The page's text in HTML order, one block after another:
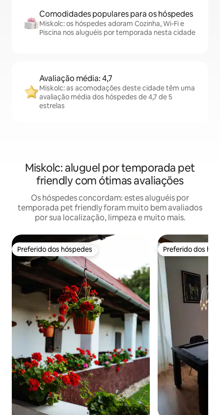
Comodidades populares para os hóspedes
Miskolc: os hóspedes adoram Cozinha, Wi-Fi e
Piscina nos aluguéis por temporada nesta cidade
Avaliação média: 4,7
Miskolc: as acomodações deste cidade têm uma
avaliação média dos hóspedes de 4,7 de 5
estrelas
Miskolc: aluguel por temporada pet
friendly com ótimas avaliações
Os hóspedes concordam: estes aluguéis por
temporada pet friendly foram muito bem avaliados
por sua localização, limpeza e muito mais.
Preferido dos hóspedes
Preferido dos hóspedes Preferido dos
Preferido dos